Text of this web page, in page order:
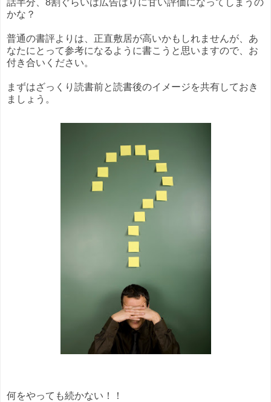
話半分、8割ぐらいは広告ばりに甘い評価になってしまうの
かな？
普通の書評よりは、正直敷居が高いかもしれませんが、あ
なたにとって参考になるように書こうと思いますので、お
付き合いください。
まずはざっくり読書前と読書後のイメージを共有しておき
ましょう。
何をやっても続かない！！